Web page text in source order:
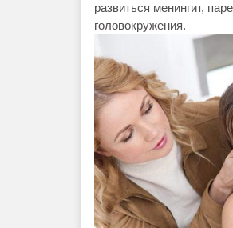
развиться менингит,
головокружения.